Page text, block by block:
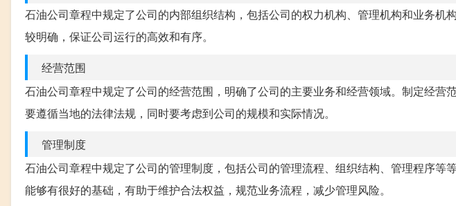
石油公司章程中规定了公司的内部组织结构，包括公司的权力机构、管理机构和业务机
较明确，保证公司运行的高效和有序。
经营范围
石油公司章程中规定了公司的经营范围，明确了公司的主要业务和经营领域。制定经营
要遵循当地的法律法规，同时要考虑到公司的规模和实际情况。
管理制度
石油公司章程中规定了公司的管理制度，包括公司的管理流程、组织结构、管理程序等
能够有很好的基础，有助于维护合法权益，规范业务流程，减少管理风险。